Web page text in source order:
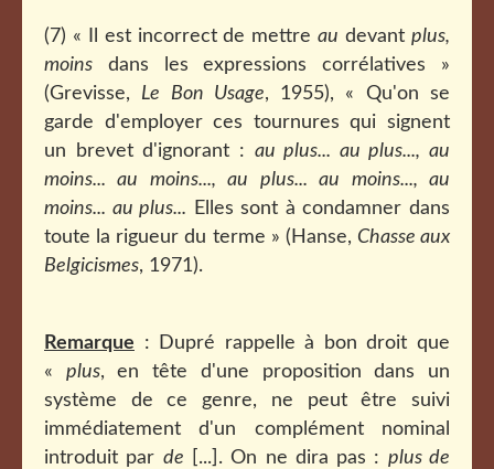
(7) « Il est incorrect de mettreau devantplus,
moins dans les expressions corrélatives »
(Grevisse, Le Bon Usage, 1955), « Qu'on se
garde d'employer ces tournures qui signent
un brevet d'ignorant : au plus... au plus..., au
moins... au moins..., au plus... au moins..., au
moins... au plus... Elles sont à condamner dans
toute la rigueur du terme » (Hanse, Chasse aux
Belgicismes, 1971).
Remarque : Dupré rappelle à bon droit que
« plus, en tête d'une proposition dans un
système de ce genre, ne peut être suivi
immédiatement d'un complément nominal
introduit par de [...]. On ne dira pas : plus de